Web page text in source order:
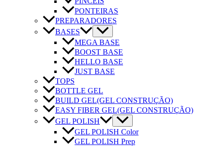
PONTEIRAS
PREPARADORES
BASES
MEGA BASE
BOOST BASE
HELLO BASE
JUST BASE
TOPS
BOTTLE GEL
BUILD GEL(GEL CONSTRUÇÃO)
EASY FIBER GEL(GEL CONSTRUÇÃO)
GEL POLISH
GEL POLISH Color
GEL POLISH Prep